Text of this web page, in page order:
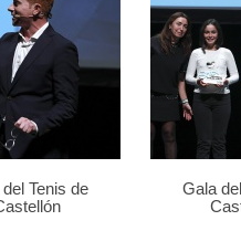
Tenis de
Gala